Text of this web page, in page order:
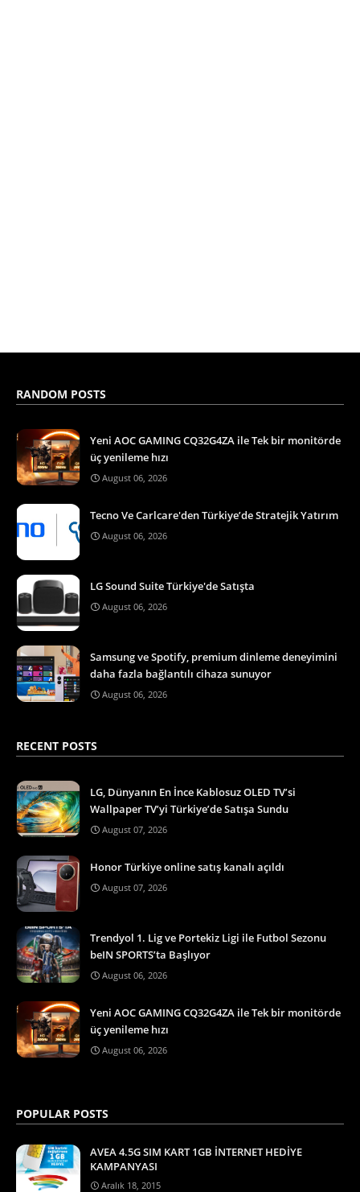
RANDOM POSTS
Yeni AOC GAMING CQ32G4ZA ile Tek bir monitörde
üç yenileme hızı
August 06, 2026
Tecno Ve Carlcare'den Türkiye’de Stratejik Yatırım
August 06, 2026
LG Sound Suite Türkiye'de Satışta
August 06, 2026
Samsung ve Spotify, premium dinleme deneyimini
daha fazla bağlantılı cihaza sunuyor
August 06, 2026
RECENT POSTS
LG, Dünyanın En İnce Kablosuz OLED TV’si
Wallpaper TV’yi Türkiye’de Satışa Sundu
August 07, 2026
Honor Türkiye online satış kanalı açıldı
August 07, 2026
Trendyol 1. Lig ve Portekiz Ligi ile Futbol Sezonu
beIN SPORTS’ta Başlıyor
August 06, 2026
Yeni AOC GAMING CQ32G4ZA ile Tek bir monitörde
üç yenileme hızı
August 06, 2026
POPULAR POSTS
AVEA 4.5G SIM KART 1GB İNTERNET HEDİYE
KAMPANYASI
Aralık 18, 2015